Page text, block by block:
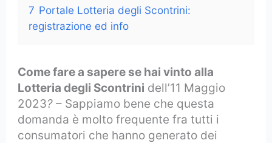
7 Portale Lotteria degli Scontrini:
registrazione ed info
Come fare a sapere se hai vinto alla
Lotteria degli Scontrini dell’11 Maggio
2023? – Sappiamo bene che questa
domanda è molto frequente fra tutti i
consumatori che hanno generato dei